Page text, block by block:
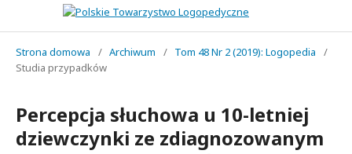
Strona domowa / Archiwum / Tom 48 Nr 2 (2019): Logopedia
/
Studia przypadków
Percepcja słuchowa u 10-letniej
dziewczynki ze zdiagnozowanym